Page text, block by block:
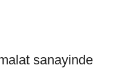
sanayinde